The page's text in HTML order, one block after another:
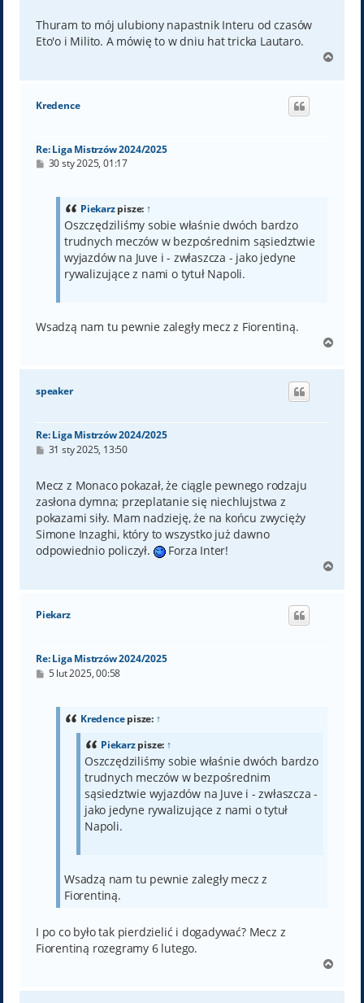
Thuram to mój ulubiony napastnik Interu od czasów
Eto'o i Milito. A mówię to w dniu hat tricka Lautaro.
g
Kredence
Re: Liga Mistrzów 2024/2025
P30 sty 2025, 01:17
Piekarzpisze: ↑
Oszczędziliśmy sobie właśnie dwóch bardzo
trudnych meczów w bezpośrednim sąsiedztwie
wyjazdów na Juve i - zwłaszcza - jako jedyne
rywalizujące z nami o tytuł Napoli.
Wsadzą nam tu pewnie zaległy mecz z Fiorentiną.
g
speaker
Re: Liga Mistrzów 2024/2025
P
t
31 sty 2025, 13:50
Mecz z Monaco pokazał, że ciągle pewnego rodzaju
zasłona dymna; przeplatanie się niechlujstwa z
pokazami siły. Mam nadzieję, że na końcu zwycięży
Simone Inzaghi, który to wszystko już dawno
odpowiednio policzył.
Forza Inter!
g
Piekarz
Re: Liga Mistrzów 2024/2025
P5 lut 2025, 00:58
Kredencepisze: ↑
Piekarzpisze: ↑
Oszczędziliśmy sobie właśnie dwóch bardzo
trudnych meczów w bezpośrednim
sąsiedztwie wyjazdów na Juve i - zwłaszcza -
jako jedyne rywalizujące z nami o tytuł
Napoli.
Wsadzą nam tu pewnie zaległy mecz z
Fiorentiną.
I po co było tak pierdzielić i dogadywać? Mecz z
Fiorentiną rozegramy 6 lutego.
g